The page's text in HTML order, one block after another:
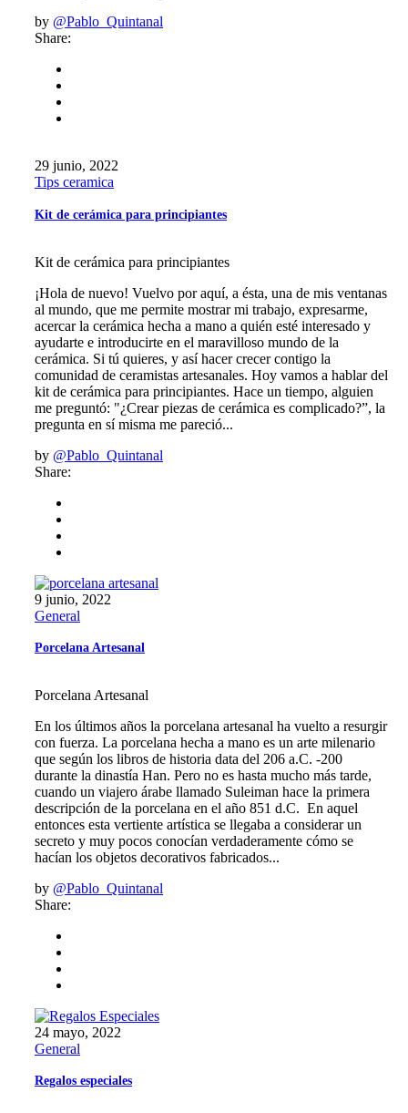
by @Pablo_Quintanal
Share:
29 junio, 2022
Tips ceramica
Kit de cerámica para principiantes
Kit de cerámica para principiantes
¡Hola de nuevo! Vuelvo por aquí, a ésta, una de mis ventanas
al mundo, que me permite mostrar mi trabajo, expresarme,
acercar la cerámica hecha a mano a quién esté interesado y
ayudarte e introducirte en el maravilloso mundo de la
cerámica. Si tú quieres, y así hacer crecer contigo la
comunidad de ceramistas artesanales. Hoy vamos a hablar del
kit de cerámica para principiantes. Hace un tiempo, alguien
me preguntó: "¿Crear piezas de cerámica es complicado?”, la
pregunta en sí misma me pareció...
by @Pablo_Quintanal
Share:
9 junio, 2022
General
Porcelana Artesanal
Porcelana Artesanal
En los últimos años la porcelana artesanal ha vuelto a resurgir
con fuerza. La porcelana hecha a mano es un arte milenario
que según los libros de historia data del 206 a.C. -200
durante la dinastía Han. Pero no es hasta mucho más tarde,
cuando un viajero árabe llamado Suleiman hace la primera
descripción de la porcelana en el año 851 d.C. En aquel
entonces esta vertiente artística se llegaba a considerar un
secreto y muy pocos conocían verdaderamente cómo se
hacían los objetos decorativos fabricados...
by @Pablo_Quintanal
Share:
24 mayo, 2022
General
Regalos especiales